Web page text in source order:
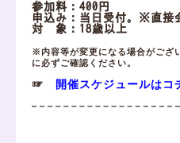
参加料：400円
申込み：当日受付。※直接
対 象：18歳以上
※内容等が変更になる場合がござ
に必ずご確認ください。
☞ 開催スケジュールはコ